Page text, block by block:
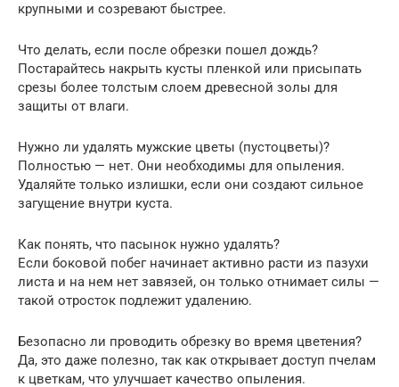
крупными и созревают быстрее.
Что делать, если после обрезки пошел дождь?
Постарайтесь накрыть кусты пленкой или присыпать
срезы более толстым слоем древесной золы для
защиты от влаги.
Нужно ли удалять мужские цветы (пустоцветы)?
Полностью — нет. Они необходимы для опыления.
Удаляйте только излишки, если они создают сильное
загущение внутри куста.
Как понять, что пасынок нужно удалять?
Если боковой побег начинает активно расти из пазухи
листа и на нем нет завязей, он только отнимает силы —
такой отросток подлежит удалению.
Безопасно ли проводить обрезку во время цветения?
Да, это даже полезно, так как открывает доступ пчелам
к цветкам, что улучшает качество опыления.